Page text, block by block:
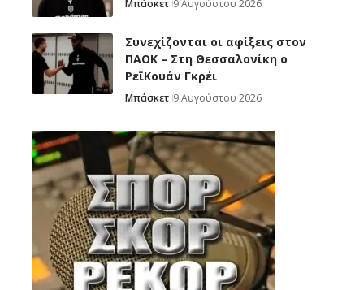
Μπάσκετ 9 Αυγούστου 2026
Συνεχίζονται οι αφίξεις στον
ΠΑΟΚ – Στη Θεσσαλονίκη ο
ΡεϊΚουάν Γκρέι
Μπάσκετ 9 Αυγούστου 2026